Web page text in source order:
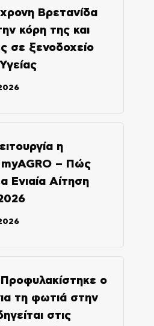
Βρετανίδα
κόρη της και
σε ξενοδοχείο
η
– Πώς
Ενιαία Αίτηση
ο
τη φωτιά στην
στις